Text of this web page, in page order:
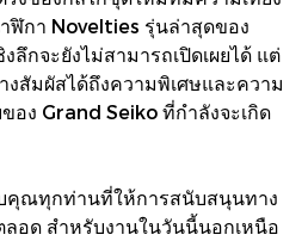
ฬิกา Novelties รุ่นล่าสุดของ
กจะยังไม่สามารถเปิดเผยได้ แต่
สัมผัสได้ถึงความพิเศษและความ
อง Grand Seiko ที่กำลังจะเกิด
คุณทุกท่านที่ให้การสนับสนุนทาง
ลอด สำหรับงานในวันนี้นอกเหนือ